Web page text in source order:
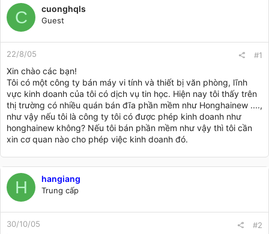
r
C cuonghqls
Guest
22/8/05 #1
Xin chào các bạn!
Tôi có một công ty bán máy vi tính và thiết bị văn phòng, lĩnh
vực kinh doanh của tôi có dịch vụ tin học. Hiện nay tôi thấy trên
thị trường có nhiều quán bán đĩa phần mềm như Honghainew ....,
như vậy nếu tôi là công ty tôi có được phép kinh doanh như
honghainew không? Nếu tôi bán phần mềm như vậy thì tôi cần
xin cơ quan nào cho phép việc kinh doanh đó.
H hangiang
Trung cấp
30/10/05 #2